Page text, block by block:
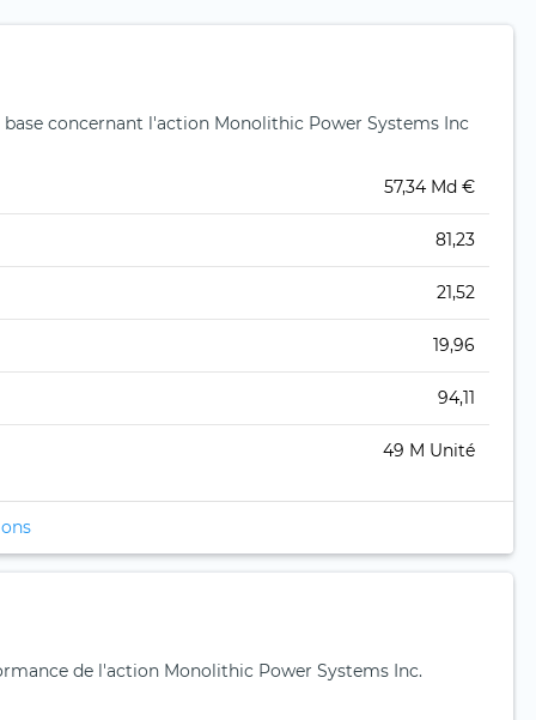
base concernant l'action Monolithic Power Systems Inc
57,34 Md €
81,23
21,52
19,96
94,11
49 M Unité
de l'action Monolithic Power Systems Inc.